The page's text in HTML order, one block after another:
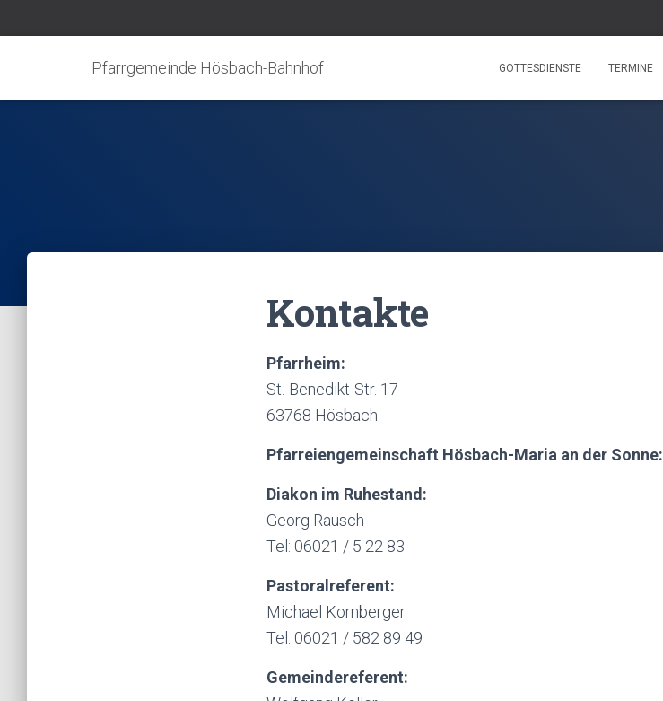
Pfarrgemeinde Hösbach-Bahnhof GOTTESDIENSTE TERMINE
Kontakte
Pfarrheim:
St.-Benedikt-Str. 17
63768 Hösbach
Pfarreiengemeinschaft Hösbach-Maria an der Sonne:
Diakon im Ruhestand:
Georg Rausch
Tel: 06021 / 5 22 83
Pastoralreferent:
Michael Kornberger
Tel: 06021 / 582 89 49
Gemeindereferent: